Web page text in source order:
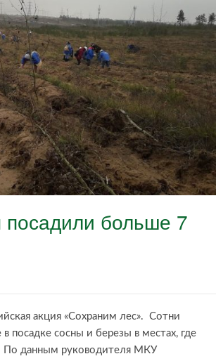
посадили больше 7
акция «Сохраним лес». Сотни
посадке сосны и березы в местах, где
По данным руководителя МКУ